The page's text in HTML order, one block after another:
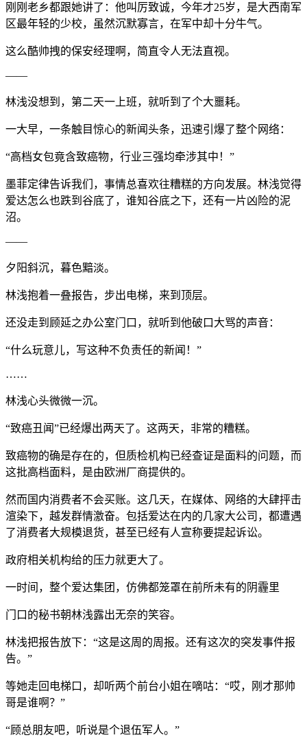
刚刚老乡都跟她讲了：他叫厉致诚，今年才25岁，是大西南军
区最年轻的少校，虽然沉默寡言，在军中却十分牛气。
这么酷帅拽的保安经理啊，简直令人无法直视。
——
林浅没想到，第二天一上班，就听到了个大噩耗。
一大早，一条触目惊心的新闻头条，迅速引爆了整个网络：
“高档女包竟含致癌物，行业三强均牵涉其中！”
墨菲定律告诉我们，事情总喜欢往糟糕的方向发展。林浅觉得
爱达怎么也跌到谷底了，谁知谷底之下，还有一片凶险的泥
沼。
——
夕阳斜沉，暮色黯淡。
林浅抱着一叠报告，步出电梯，来到顶层。
还没走到顾延之办公室门口，就听到他破口大骂的声音：
“什么玩意儿，写这种不负责任的新闻！”
……
林浅心头微微一沉。
“致癌丑闻”已经爆出两天了。这两天，非常的糟糕。
致癌物的确是存在的，但质检机构已经查证是面料的问题，而
这批高档面料，是由欧洲厂商提供的。
然而国内消费者不会买账。这几天，在媒体、网络的大肆抨击
渲染下，越发群情激奋。包括爱达在内的几家大公司，都遭遇
了消费者大规模退货，甚至已经有人宣称要提起诉讼。
政府相关机构给的压力就更大了。
一时间，整个爱达集团，仿佛都笼罩在前所未有的阴霾里
门口的秘书朝林浅露出无奈的笑容。
林浅把报告放下：“这是这周的周报。还有这次的突发事件报
告。”
等她走回电梯口，却听两个前台小姐在嘀咕：“哎，刚才那帅
哥是谁啊？”
“顾总朋友吧，听说是个退伍军人。”